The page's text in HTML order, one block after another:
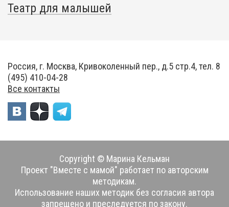
Театр для малышей
Россия, г. Москва, Кривоколенный пер., д.5 стр.4, тел. 8
(495) 410-04-28
Все контакты
Copyright © Марина Кельман
Проект "Вместе с мамой" работает по авторским
методикам.
Использование наших методик без согласия автора
запрещено и преследуется по закону.